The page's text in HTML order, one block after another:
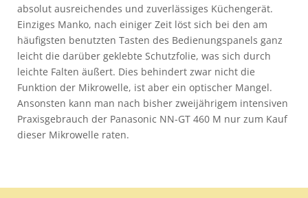
absolut ausreichendes und zuverlässiges Küchengerät.
Einziges Manko, nach einiger Zeit löst sich bei den am
häufigsten benutzten Tasten des Bedienungspanels ganz
leicht die darüber geklebte Schutzfolie, was sich durch
leichte Falten äußert. Dies behindert zwar nicht die
Funktion der Mikrowelle, ist aber ein optischer Mangel.
Ansonsten kann man nach bisher zweijährigem intensiven
Praxisgebrauch der Panasonic NN-GT 460 M nur zum Kauf
dieser Mikrowelle raten.